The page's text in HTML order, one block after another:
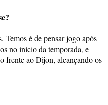
Temos é de pensar jogo após
no início da temporada, e
frente ao Dijon, alcançando os